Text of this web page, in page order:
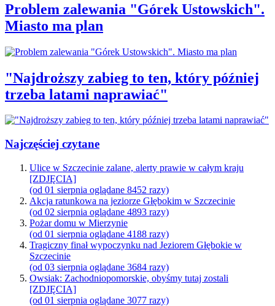
Problem zalewania "Górek Ustowskich".
Miasto ma plan
"Najdroższy zabieg to ten, który później
trzeba latami naprawiać"
Najczęściej czytane
Ulice w Szczecinie zalane, alerty prawie w całym kraju
[ZDJĘCIA]
(od 01 sierpnia oglądane 8452 razy)
Akcja ratunkowa na jeziorze Głębokim w Szczecinie
(od 02 sierpnia oglądane 4893 razy)
Pożar domu w Mierzynie
(od 01 sierpnia oglądane 4188 razy)
Tragiczny finał wypoczynku nad Jeziorem Głębokie w
Szczecinie
(od 03 sierpnia oglądane 3684 razy)
Owsiak: Zachodniopomorskie, obyśmy tutaj zostali
[ZDJĘCIA]
(od 01 sierpnia oglądane 3077 razy)